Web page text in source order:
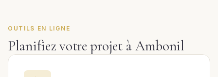
OUTILS EN LIGNE
Planifiez votre projet à Ambonil